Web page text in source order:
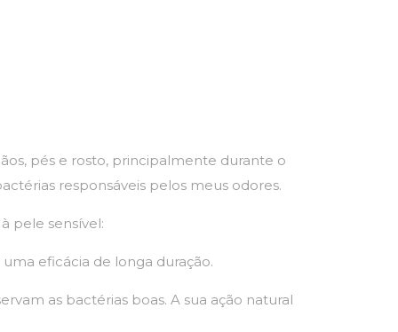
pés e rosto, principalmente durante o
responsáveis pelos meus odores.
pele sensível:
eficácia de longa duração.
as bactérias boas. A sua ação natural